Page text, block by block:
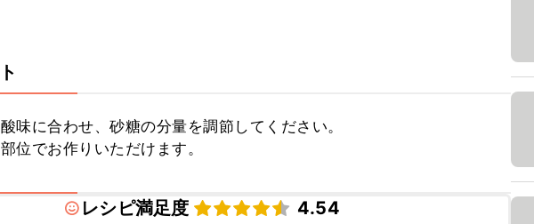
味に合わせ、砂糖の分量を調節してください。
位でお作りいただけます。
レシピ満足度
4.54